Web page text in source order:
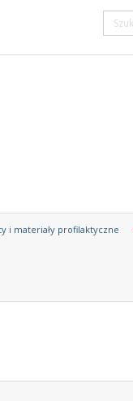
i materiały profilaktyczne